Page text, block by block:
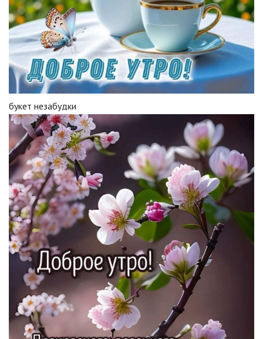
букет незабудки